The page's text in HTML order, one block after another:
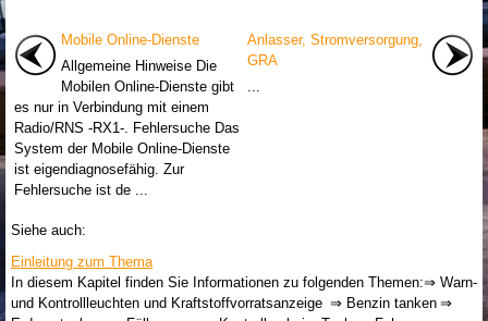
Mobile Online-Dienste
Allgemeine Hinweise Die
Mobilen Online-Dienste gibt
es nur in Verbindung mit einem
Radio/RNS -RX1-. Fehlersuche Das
System der Mobile Online-Dienste
ist eigendiagnosefähig. Zur
Fehlersuche ist de ...
Anlasser, Stromversorgung,
GRA
...
Siehe auch:
Einleitung zum Thema
In diesem Kapitel finden Sie Informationen zu folgenden Themen:⇒ Warn-
und Kontrollleuchten und Kraftstoffvorratsanzeige ⇒ Benzin tanken ⇒